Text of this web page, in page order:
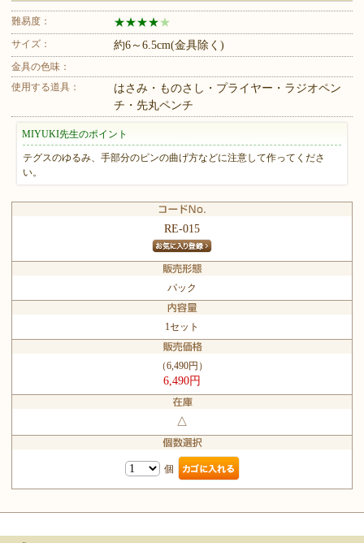
難易度： ★★★★ ★
サイズ： 約6～6.5cm(金具除く)
金具の色味：
使用する道具：
はさみ・ものさし・プライヤー・ラジオペン
チ・先丸ペンチ
MIYUKI先生のポイント
テグスのゆるみ、手部分のピンの曲げ方などに注意して作ってくださ
い。
RE-015
パック
1セット
（6,490円）
6,490円
△
個